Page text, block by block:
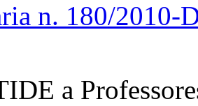
n. 180/2010-
a